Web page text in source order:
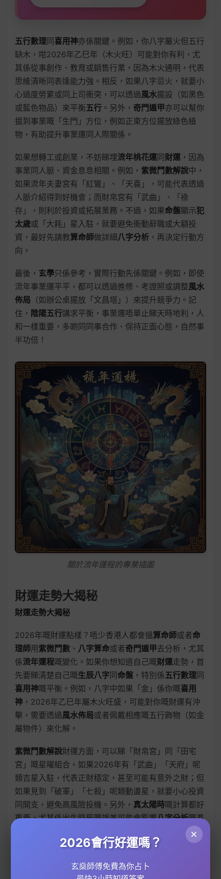
五行數理同喜用神亦係關鍵。例如，你八字屬火但五行
缺木，咁2026年乙巳年（木火旺）可能對你有利，尤
其係從事創作、教育或銷售行業，因為木火通明，代表
思維清晰同表達能力強。相反，如果八字忌火，就要小
心過度勞累或同上司衝突，可以透過風水擺設（如黑色
或藍色物品）來平衡五行 。另外， 奇門遁甲亦可以幫你
揾到事業嘅「生門」方位，例如正東方位擺放綠色植
物，有助提升事業運同人際關係。
如果想轉工或創業，不妨睇埋流年桃花運同財運 ，因為
事業同人脈、資金息息相關。例如， 紫微鬥數解說中，
如果流年夫妻宮有「紅鸞」、「天喜」，可能代表透過
人脈介紹得到好機會；而財帛宮有「武曲」、「祿
存」，則利於投資或拓展業務。不過，如果命盤顯示犯
太歲或「大耗」星入駐，就要避免衝動辭職或大額投
資，最好先請教算命師做詳細八字分析 ，再決定行動方
向。
最後， 玄學只係參考，實際行動先係關鍵。例如，即使
流年事業運平平，都可以透過進修、考證照或調整風水
佈局 （如辦公桌擺放「文昌塔」）來提升競爭力。記
住， 陰陽五行講求平衡，事業運唔單止睇天時地利，人
和一樣重要，多啲同同事合作、保持正面心態，自然事
半功倍！
關於流年運程的專業插圖
財運走勢大揭秘
財運走勢大揭秘
2026年嘅財運點樣？唔少香港人都會搵算命師或者命
理師用 紫微鬥數 、 八字算命或者奇門遁甲去分析，尤其
係流年運程嘅變化。如果你想知道自己嘅財運走勢，首
先要睇清楚自己嘅生辰八字同命盤 ，特別係五行數理同
喜用神嘅平衡。例如，八字中如果「金」係你嘅喜用
神 ，2026年乙巳年屬木火旺盛，可能對你嘅財運有沖
擊，需要透過風水佈局或者佩戴相應嘅五行飾物（如金
屬物件）來化解。
紫微鬥數解說財運方面，可以睇「財帛宮」同「田宅
宮」嘅星曜組合。如果2026年有「武曲」「天府」呢
類吉星入駐，代表正財穩定，甚至可能有意外之財；但
如果見到「破軍」「七殺」呢類動盪星，就要小心投資
同開支，避免高風險投機。另外， 真太陽時嘅計算都好
重要，尤其係出生時辰嘅誤差可能會影響八字分析嘅準
別留意財運波動。太歲當頭，容易有破財或者是非，可
×
2026會行好運嗎？
玄燊師傅免費為你占卜